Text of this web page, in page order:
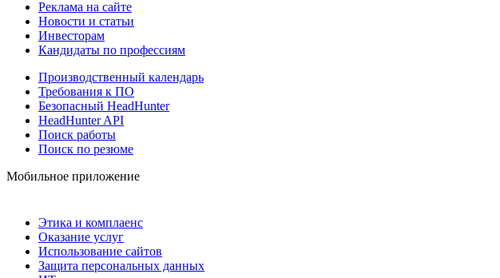
Реклама на сайте
Новости и статьи
Инвесторам
Кандидаты по профессиям
Производственный календарь
Требования к ПО
Безопасный HeadHunter
HeadHunter API
Поиск работы
Поиск по резюме
Мобильное приложение
Этика и комплаенс
Оказание услуг
Использование сайтов
Защита персональных данных